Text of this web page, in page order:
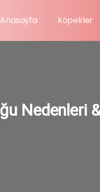
Anasayfa Köpekler
Nedenleri